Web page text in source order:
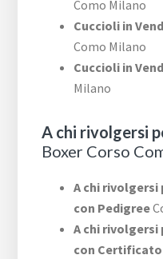
Como Milano
Cuccioli in
Como Milano
Cuccioli in
Milano
A chi rivolgersi
Boxer Corso
A chi rivolgersi
con Pedigree
A chi rivolgersi
con Certificato